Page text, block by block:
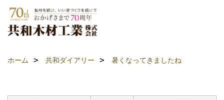
ホーム 共和ダイアリー 暑くなってきましたね